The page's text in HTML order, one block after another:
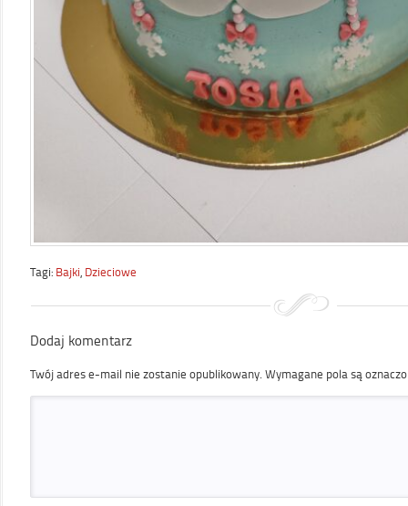
Tagi: Bajki Dzieciowe
Dodaj komentarz
Twój adres e-mail nie zostanie opublikowany. Wymagane pola są